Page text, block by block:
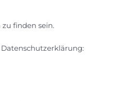
finden sein.
Datenschutzerklärung: